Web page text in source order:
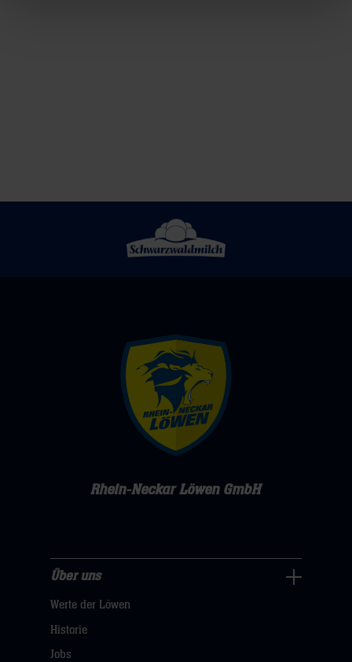
Rhein-Neckar Löwen GmbH
uns
Navigation
öffnen,
Über uns
Werte der Löwen
Historie
Jobs